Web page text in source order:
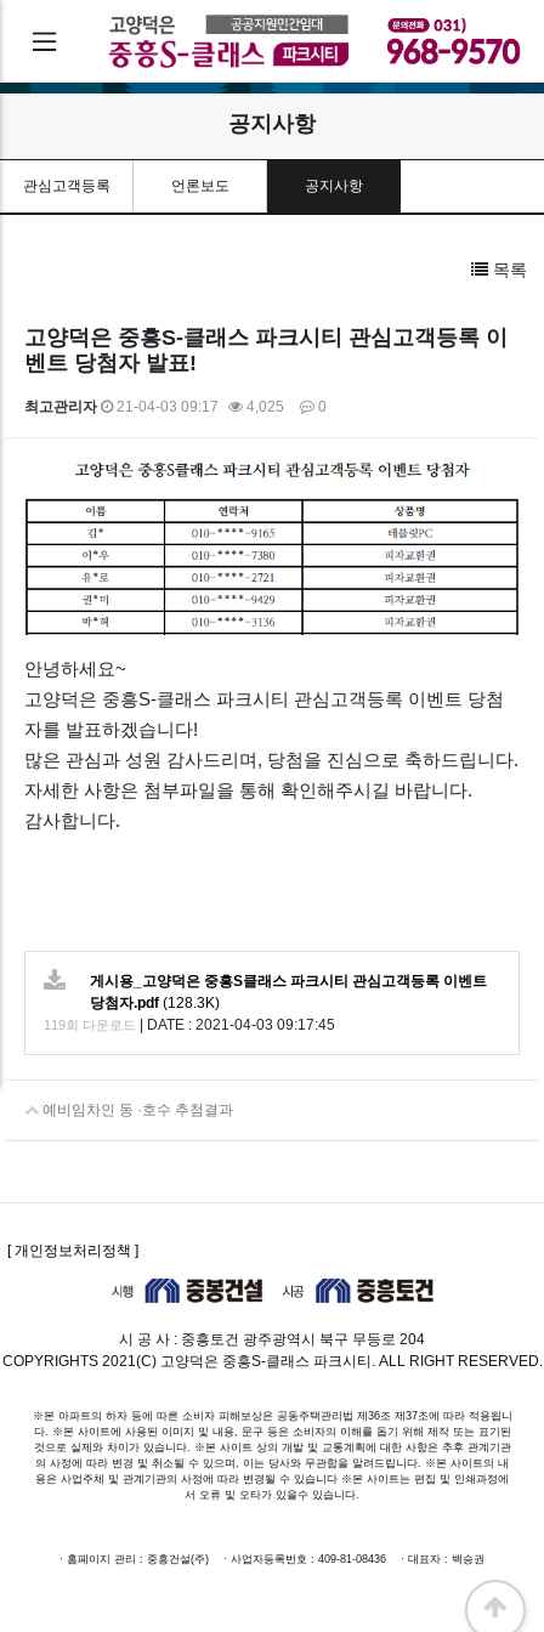
공지사항
관심고객등록 언론보도 공지사항
목록
고양덕은 중흥S-클래스 파크시티 관심고객등록 이
벤트 당첨자 발표!
최고관리자 21-04-03 09:17 4,025 0
안녕하세요~
고양덕은 중흥S-클래스 파크시티 관심고객등록 이벤트 당첨
자를 발표하겠습니다!
많은 관심과 성원 감사드리며, 당첨을 진심으로 축하드립니다.
자세한 사항은 첨부파일을 통해 확인해주시길 바랍니다.
감사합니다.
게시용_고양덕은 중흥S클래스 파크시티 관심고객등록 이벤트
당첨자.pdf (128.3K)
119회 다운로드 | DATE : 2021-04-03 09:17:45
예비임차인 동 ·호수 추첨결과
[ 개인정보처리정책 ]
시 공 사 : 중흥토건 광주광역시 북구 무등로 204
COPYRIGHTS 2021(C) 고양덕은 중흥S-클래스 파크시티. ALL RIGHT RESERVED.
※본 아파트의 하자 등에 따른 소비자 피해보상은 공동주택관리법 제36조 제37조에 따라 적용됩니
다. ※본 사이트에 사용된 이미지 및 내용, 문구 등은 소비자의 이해를 돕기 위해 제작 또는 표기된
것으로 실제와 차이가 있습니다. ※본 사이트 상의 개발 및 교통계획에 대한 사항은 추후 관계기관
의 사정에 따라 변경 및 취소될 수 있으며, 이는 당사와 무관함을 알려드립니다. ※본 사이트의 내
용은 사업주체 및 관계기관의 사정에 따라 변경될 수 있습니다 ※본 사이트는 편집 및 인쇄과정에
서 오류 및 오타가 있을수 있습니다.
· 홈페이지 관리 : 중흥건설(주) · 사업자등록번호 : 409-81-08436 · 대표자 : 백승권